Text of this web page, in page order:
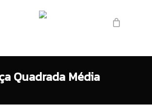
Quadrada Média